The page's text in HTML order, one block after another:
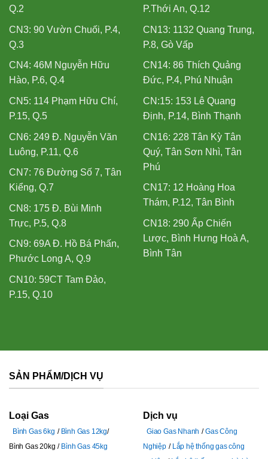
Q.2
CN3: 90 Vườn Chuối, P.4,
Q.3
CN4: 46M Nguyễn Hữu
Hào, P.6, Q.4
CN5: 114 Phạm Hữu Chí,
P.15, Q.5
CN6: 249 Đ. Nguyễn Văn
Luông, P.11, Q.6
CN7: 76 Đường Số 7, Tân
Kiểng, Q.7
CN8: 175 Đ. Bùi Minh
Trực, P.5, Q.8
CN9: 69A Đ. Hồ Bá Phấn,
Phước Long A, Q.9
CN10: 59CT Tam Đảo,
P.15, Q.10
P.Thới An, Q.12
CN13: 1132 Quang Trung,
P.8, Gò Vấp
CN14: 86 Thích Quảng
Đức, P.4, Phú Nhuận
CN:15: 153 Lê Quang
Định, P.14, Bình Thạnh
CN16: 228 Tân Kỳ Tân
Quý, Tân Sơn Nhì, Tân
Phú
CN17: 12 Hoàng Hoa
Thám, P.12, Tân Bình
CN18: 290 Ấp Chiến
Lược, Bình Hưng Hoà A,
Bình Tân
SẢN PHẨM/DỊCH VỤ
Loại Gas
Bình Gas 6kg
Bình Gas 12kg
Bình Gas 20kg
Bình Gas 45kg
Dịch vụ
Giao Gas Nhanh
Gas Công
Nghiệp
Lắp hệ thống gas công